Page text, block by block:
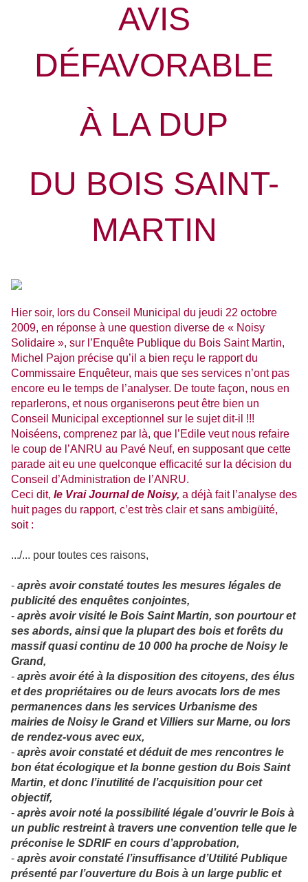
AVIS
DÉFAVORABLE
À LA DUP
DU BOIS SAINT-
MARTIN
Hier soir, lors du Conseil Municipal du jeudi 22 octobre
2009, en réponse à une question diverse de « Noisy
Solidaire », sur l’Enquête Publique du Bois Saint Martin,
Michel Pajon précise qu’il a bien reçu le rapport du
Commissaire Enquêteur, mais que ses services n’ont pas
encore eu le temps de l’analyser. De toute façon, nous en
reparlerons, et nous organiserons peut être bien un
Conseil Municipal exceptionnel sur le sujet dit-il !!!
Noiséens, comprenez par là, que l’Edile veut nous refaire
le coup de l’ANRU au Pavé Neuf, en supposant que cette
parade ait eu une quelconque efficacité sur la décision du
Conseil d’Administration de l’ANRU.
Ceci dit, le Vrai Journal de Noisy, a déjà fait l’analyse des
huit pages du rapport, c’est très clair et sans ambigüité,
soit :
.../... pour toutes ces raisons,
- après avoir constaté toutes les mesures légales de
publicité des enquêtes conjointes,
- après avoir visité le Bois Saint Martin, son pourtour et
ses abords, ainsi que la plupart des bois et forêts du
massif quasi continu de 10 000 ha proche de Noisy le
Grand,
- après avoir été à la disposition des citoyens, des élus
et des propriétaires ou de leurs avocats lors de mes
permanences dans les services Urbanisme des
mairies de Noisy le Grand et Villiers sur Marne, ou lors
de rendez-vous avec eux,
- après avoir constaté et déduit de mes rencontres le
bon état écologique et la bonne gestion du Bois Saint
Martin, et donc l’inutilité de l’acquisition pour cet
objectif,
- après avoir noté la possibilité légale d’ouvrir le Bois à
un public restreint à travers une convention telle que le
préconise le SDRIF en cours d’approbation,
- après avoir constaté l’insuffisance d’Utilité Publique
présenté par l’ouverture du Bois à un large public et